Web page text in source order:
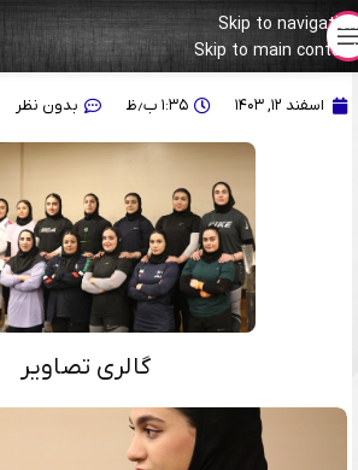
Skip to navigation
Skip to main content
گزارش تصویری از تمرین روز یکشنبه ۱۲ اسفند تیم ملی بانوان
اسفند ۱۲, ۱۴۰۳ ۱:۳۵ ب٫ظ بدون نظر
گالری تصاویر